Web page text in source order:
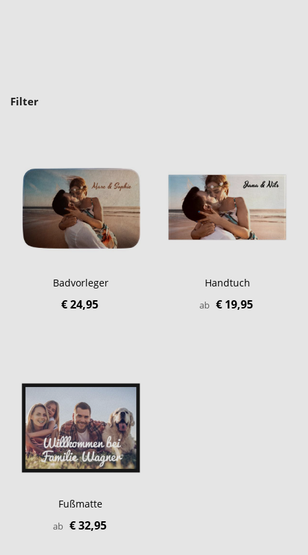
Filter
Badvorleger
€ 24,95
Handtuch
ab € 19,95
Fußmatte
ab € 32,95